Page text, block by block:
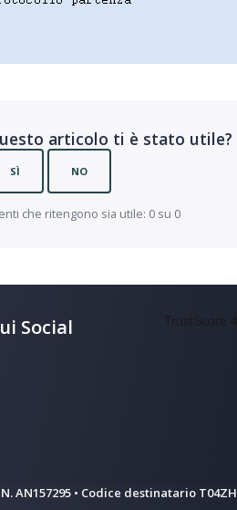
articolo ti è stato utile?
SÌ NO
che ritengono sia utile: 0 su 0
Social
AN157295 • Codice destinatario